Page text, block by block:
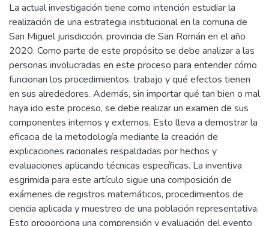
La actual investigación tiene como intención estudiar la
realización de una estrategia institucional en la comuna de
San Miguel jurisdicción, provincia de San Román en el año
2020. Como parte de este propósito se debe analizar a las
personas involucradas en este proceso para entender cómo
funcionan los procedimientos. trabajo y qué efectos tienen
en sus alrededores. Además, sin importar qué tan bien o mal
haya ido este proceso, se debe realizar un examen de sus
componentes internos y externos. Esto lleva a demostrar la
eficacia de la metodología mediante la creación de
explicaciones racionales respaldadas por hechos y
evaluaciones aplicando técnicas específicas. La inventiva
esgrimida para este artículo sigue una composición de
exámenes de registros matemáticos, procedimientos de
ciencia aplicada y muestreo de una población representativa.
Esto proporciona una comprensión y evaluación del evento